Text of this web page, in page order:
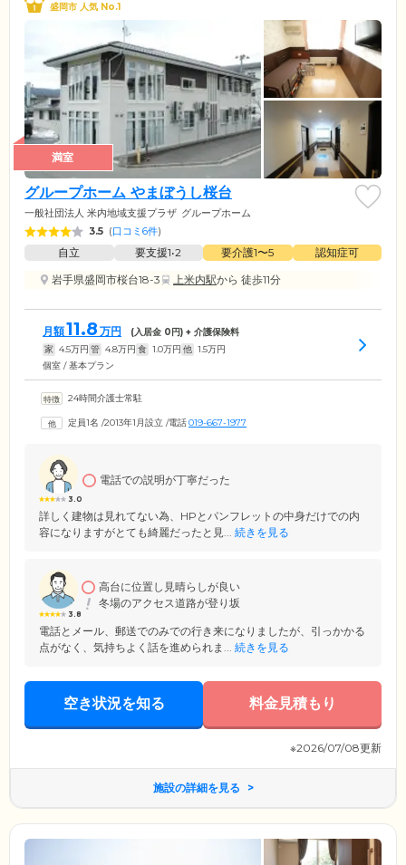
盛岡市 人気 No.1
満室
グループホーム やまぼうし桜台
一般社団法人 米内地域支援プラザ グループホーム
3.5 (口コミ6件)
自立 要支援1•2 要介護1〜5
認知症可
岩手県盛岡市桜台18-3
上米内駅から 徒歩11分
月額11.8 万円 (入居金 0円) + 介護保険料
家 4.5万円 管 4.8万円 食 1.0万円 他 1.5万円
個室 / 基本プラン
24時間介護士常駐
定員1名 /2013年1月設立 /電話019-667-1977
3.0
電話での説明が丁寧だった
詳しく建物は見れてない為、HPとパンフレットの中身だけでの内
容になりますがとても綺麗だったと見... 続きを見る
3.8
高台に位置し見晴らしが良い
冬場のアクセス道路が登り坂
電話とメール、郵送でのみでの行き来になりましたが、引っかかる
点がなく、気持ちよく話を進められま... 続きを見る
空き状況を知る 料金見積もり
※2026/07/08更新
施設の詳細を見る